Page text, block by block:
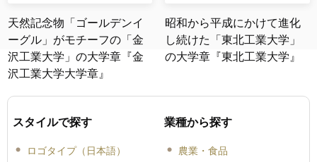
天然記念物「ゴールデンイ
ーグル」がモチーフの「金
沢工業大学」の大学章『金
沢工業大学大学章』
昭和から平成にかけて進化
し続けた「東北工業大学」
の大学章『東北工業大学』
スタイルで探す
ロゴタイプ（日本語）
業種から探す
農業・食品